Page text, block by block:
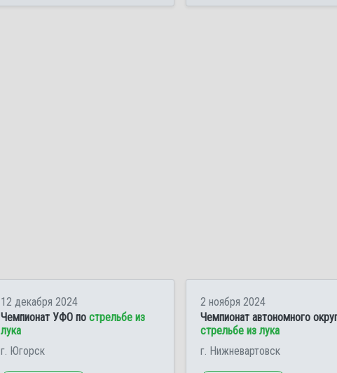
12 декабря 2024
Чемпионат УФО по стрельбе из
лука
г. Югорск
2 ноября 2024
Чемпионат автономного
стрельбе из лука
г. Нижневартовск